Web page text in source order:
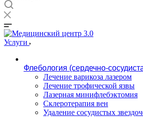
Услуги
Флебология (сердечно-
Лечение варикоза лазером
Лечение трофической язвы
Лазерная минифлебэктомия
Cклеротерапия вен
Удаление сосудистых